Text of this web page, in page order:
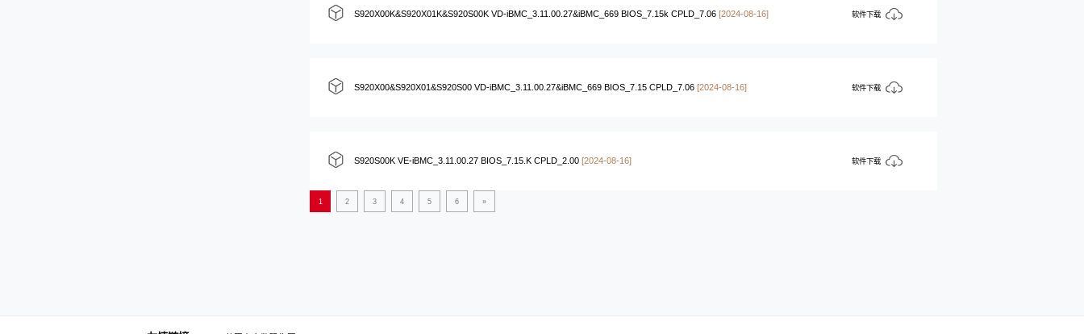
软件下载
S920X00K&S920X01K&S920S00K VD-iBMC_3.11.00.27&iBMC_669 BIOS_7.15k CPLD_7.06[2024-08-16]
软件下载
S920X00&S920X01&S920S00 VD-iBMC_3.11.00.27&iBMC_669 BIOS_7.15 CPLD_7.06[2024-08-16]
软件下载
S920S00K VE-iBMC_3.11.00.27 BIOS_7.15.K CPLD_2.00[2024-08-16]
1 2 3 4 5 6 »